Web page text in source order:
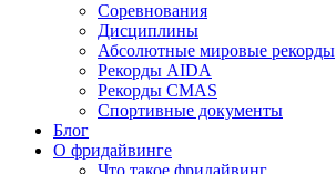
Соревнования
Дисциплины
Абсолютные мировые рекорды
Рекорды AIDA
Рекорды CMAS
Спортивные документы
Блог
О фридайвинге
Что такое фридайвинг